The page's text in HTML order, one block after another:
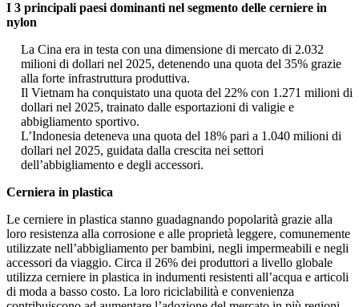
I 3 principali paesi dominanti nel segmento delle cerniere in
nylon
La Cina era in testa con una dimensione di mercato di 2.032
milioni di dollari nel 2025, detenendo una quota del 35% grazie
alla forte infrastruttura produttiva.
Il Vietnam ha conquistato una quota del 22% con 1.271 milioni di
dollari nel 2025, trainato dalle esportazioni di valigie e
abbigliamento sportivo.
L’Indonesia deteneva una quota del 18% pari a 1.040 milioni di
dollari nel 2025, guidata dalla crescita nei settori
dell’abbigliamento e degli accessori.
Cerniera in plastica
Le cerniere in plastica stanno guadagnando popolarità grazie alla
loro resistenza alla corrosione e alle proprietà leggere, comunemente
utilizzate nell’abbigliamento per bambini, negli impermeabili e negli
accessori da viaggio. Circa il 26% dei produttori a livello globale
utilizza cerniere in plastica in indumenti resistenti all’acqua e articoli
di moda a basso costo. La loro riciclabilità e convenienza